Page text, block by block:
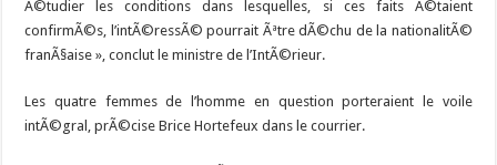
Ã©tudier les conditions dans lesquelles, si ces faits Ã©taient
confirmÃ©s, l’intÃ©ressÃ© pourrait Ãªtre dÃ©chu de la nationalitÃ©
franÃ§aise », conclut le ministre de l’IntÃ©rieur.
Les quatre femmes de l’homme en question porteraient le voile
intÃ©gral, prÃ©cise Brice Hortefeux dans le courrier.